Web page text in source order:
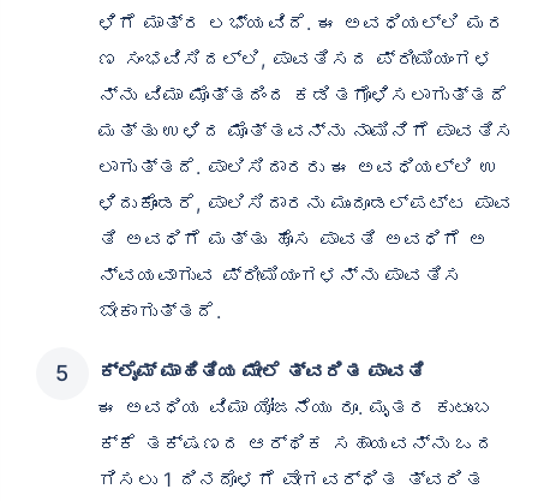
ಳಿಗೆ ಮಾತ್ರ ಲಭ್ಯವಿದೆ. ಈ ಅವಧಿಯಲ್ಲಿ ಮರ
ಣ ಸಂಭವಿಸಿದಲ್ಲಿ, ಪಾವತಿಸದ ಪ್ರೀಮಿಯಂಗಳ
ನ್ನು ವಿಮಾ ಮೊತ್ತದಿಂದ ಕಡಿತಗೊಳಿಸಲಾಗುತ್ತದೆ
ಮತ್ತು ಉಳಿದ ಮೊತ್ತವನ್ನು ನಾಮಿನಿಗೆ ಪಾವತಿಸ
ಲಾಗುತ್ತದೆ. ಪಾಲಿಸಿದಾರರು ಈ ಅವಧಿಯಲ್ಲಿ ಉ
ಳಿದುಕೊಂಡರೆ, ಪಾಲಿಸಿದಾರನು ಮುಂದೂಡಲ್ಪಟ್ಟ ಪಾವ
ತಿ ಅವಧಿಗೆ ಮತ್ತು ಹೊಸ ಪಾವತಿ ಅವಧಿಗೆ ಅ
ನ್ವಯವಾಗುವ ಪ್ರೀಮಿಯಂಗಳನ್ನು ಪಾವತಿಸ
ಬೇಕಾಗುತ್ತದೆ.
ಕ್ಲೈಮ್ ಮಾಹಿತಿಯ ಮೇಲೆ ತ್ವರಿತ ಪಾವತಿ
ಈ ಅವಧಿಯ ವಿಮಾ ಯೋಜನೆಯು ರೂ. ಮೃತರ ಕುಟುಂಬ
ಕ್ಕೆ ತಕ್ಷಣದ ಆರ್ಥಿಕ ಸಹಾಯವನ್ನು ಒದ
ಗಿಸಲು 1 ದಿನದೊಳಗೆ ವೇಗವರ್ಧಿತ ತ್ವರಿತ